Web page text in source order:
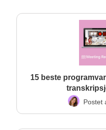
15 beste
Postet